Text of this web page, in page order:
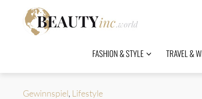
FASHION & STYLE TRAVEL &
Gewinnspiel, Lifestyle